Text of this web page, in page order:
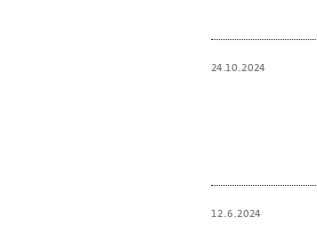
24.10.2024
12.6.2024